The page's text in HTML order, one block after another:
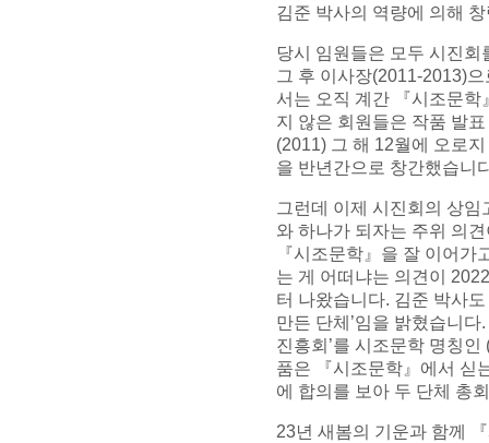
김준 박사의 역량에 의해
당시 임원들은 모두 시진회
그 후 이사장(2011-2013)
서는 오직 계간
『시조문학
지 않은 회원들은 작품 발
(2011) 그 해 12월에 오로
을 반년간으로 창간했습니
그런데 이제 시진회의 상
와 하나가 되자는 주위 의
『시조문학 』 을 잘 이어가
는 게 어떠냐는 의견이 2022
터 나왔습니다. 김준 박사
만든 단체 ’임을 밝혔습니다.
진흥회 ’를 시조문학 명칭인
품은
『시조문학 』 에서 싣
에 합의를 보아 두 단체 총
23년 새봄의 기운과 함께 『